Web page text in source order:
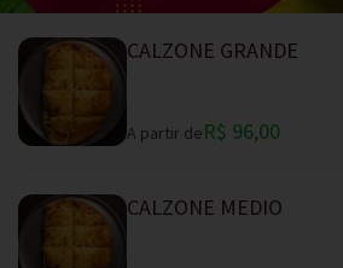
CALZONE GRANDE
A partir deR$ 96,00
CALZONE MEDIO